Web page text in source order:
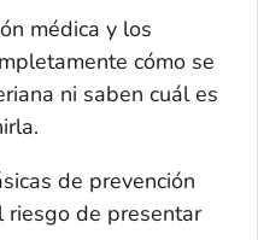
médica y los
cómo se
ni saben cuál es
de prevención
riesgo de presentar